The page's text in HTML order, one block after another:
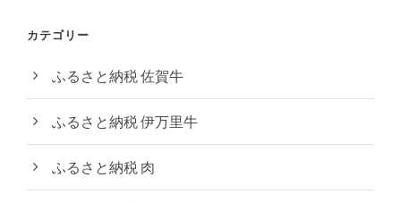
カテゴリー
ふるさと納税 佐賀牛
ふるさと納税 伊万里牛
ふるさと納税 肉